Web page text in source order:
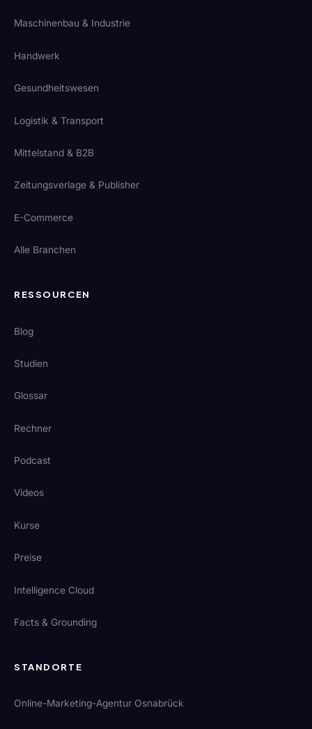
Maschinenbau & Industrie
Handwerk
Gesundheitswesen
Logistik & Transport
Mittelstand & B2B
Zeitungsverlage & Publisher
E-Commerce
Alle Branchen
RESSOURCEN
Blog
Studien
Glossar
Rechner
Podcast
Videos
Kurse
Preise
Intelligence Cloud
Facts & Grounding
STANDORTE
Online-Marketing-Agentur Osnabrück